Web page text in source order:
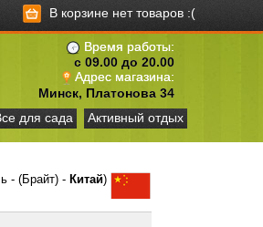
В корзине нет товаров :(
Время работы:
с 09.00 до 20.00
Адрес магазина:
Минск, Платонова 34
для сада Активный отдых
- (Брайт) - Китай)